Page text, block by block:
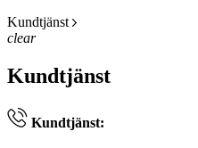
Kundtjänst
clear
Kundtjänst
Kundtjänst: